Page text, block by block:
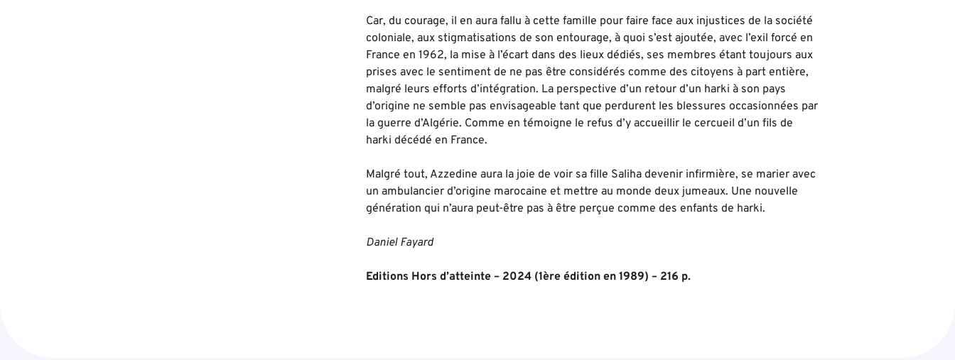
Car, du courage, il en aura fallu à cette famille pour faire face aux injustices de la société
coloniale, aux stigmatisations de son entourage, à quoi s’est ajoutée, avec l’exil forcé en
France en 1962, la mise à l’écart dans des lieux dédiés, ses membres étant toujours aux
prises avec le sentiment de ne pas être considérés comme des citoyens à part entière,
malgré leurs efforts d’intégration. La perspective d’un retour d’un harki à son pays
d’origine ne semble pas envisageable tant que perdurent les blessures occasionnées par
la guerre d’Algérie. Comme en témoigne le refus d’y accueillir le cercueil d’un fils de
harki décédé en France.
Malgré tout, Azzedine aura la joie de voir sa fille Saliha devenir infirmière, se marier avec
un ambulancier d’origine marocaine et mettre au monde deux jumeaux. Une nouvelle
génération qui n’aura peut-être pas à être perçue comme des enfants de harki.
Daniel Fayard
Editions Hors d’atteinte – 2024 (1ère édition en 1989) – 216 p.